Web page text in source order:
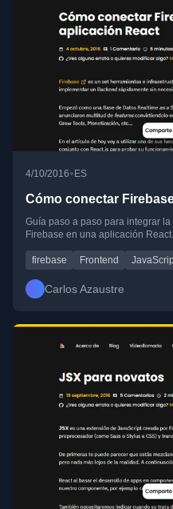
4/10/2016• ES
Cómo conectar
Guía paso a paso para integrar
Firebase en una aplicación
firebase Frontend
Carlos Azaustre